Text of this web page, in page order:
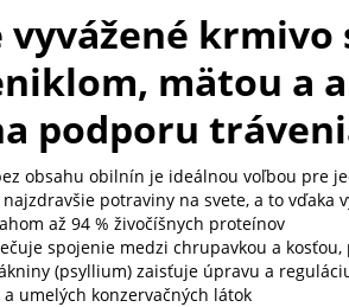
vyvážené
mätou a
podporu
obsahu obilnín je ideálnou voľbou pre
potraviny na svete, a to
až 94 % živočíšnych proteínov
spojenie medzi chrupavkou a
(psyllium) zaisťuje úpravu a
umelých konzervačných látok